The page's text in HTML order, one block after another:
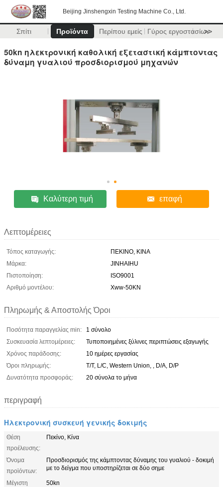
Beijing Jinshengxin Testing Machine Co., Ltd.
Σπίτι Προϊόντα Περίπου εμείς Γύρος εργοστασίων
>>
50kn ηλεκτρονική καθολική εξεταστική κάμπτοντας
δύναμη γυαλιού προσδιορισμού μηχανών
Καλύτερη τιμή επαφή
Λεπτομέρειες
Τόπος καταγωγής:
ΠΕΚΙΝΟ, ΚΙΝΑ
Μάρκα:
JINHAIHU
Πιστοποίηση:
ISO9001
Αριθμό μοντέλου:
Xww-50KN
Πληρωμής & Αποστολής Όροι
Ποσότητα παραγγελίας min:
1 σύνολο
Συσκευασία λεπτομέρειες:
Τυποποιημένες ξύλινες περιπτώσεις εξαγωγής
Χρόνος παράδοσης:
10 ημέρες εργασίας
Όροι πληρωμής:
T/T, L/C, Western Union, , D/A, D/P
Δυνατότητα προσφοράς:
20 σύνολα το μήνα
περιγραφή
Ηλεκτρονική συσκευή γενικής δοκιμής
Θέση
προέλευσης:
Πεκίνο, Κίνα
Όνομα
προϊόντων:
Προσδιορισμός της κάμπτοντας δύναμης του γυαλιού - δοκιμή
με το δείγμα που υποστηρίζεται σε δύο σημε
Μέγιστη
50kn